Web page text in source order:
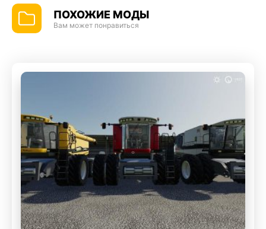
ПОХОЖИЕ МОДЫ
Вам может понравиться